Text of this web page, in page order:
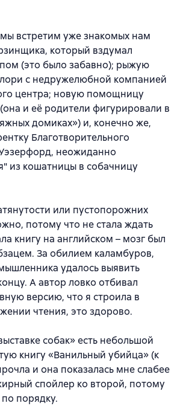
мы встретим уже знакомых нам
который вздумал
(это было забавно); рыжую
с недружелюбной компанией
центра; новую помощницу
и её родители фигурировали в
домиках») и, конечно же,
Благотворительного
неожиданно
из кошатницы в собачницу
или пустопорожних
потому что не стала ждать
книгу на английском – мозг был
За обилием каламбуров,
удалось выявить
А автор ловко отбивал
версию, что я строила в
чтения, это здорово.
собак» есть небольшой
книгу «Ванильный убийца» (к
и она показалась мне слабее
спойлер ко второй, потому
порядку.